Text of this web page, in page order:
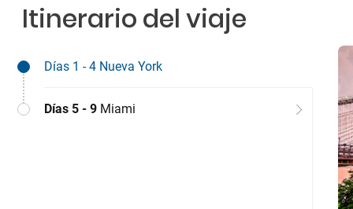
Itinerario del viaje
Días 1 - 4 Nueva York
Días 5 - 9 Miami